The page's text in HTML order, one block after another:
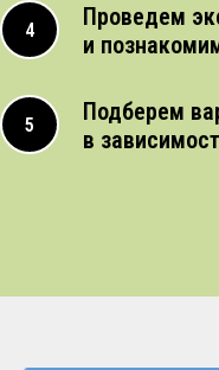
Проведем
и
Подберем
в